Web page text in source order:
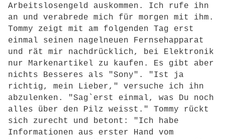
Arbeitslosengeld auskommen. Ich rufe ihn
an und verabrede mich für morgen mit ihm.
Tommy zeigt mit am folgenden Tag erst
einmal seinen nagelneuen Fernsehapparat
und rät mir nachdrücklich, bei Elektronik
nur Markenartikel zu kaufen. Es gibt aber
nichts Besseres als "Sony". "Ist ja
richtig, mein Lieber," versuche ich ihn
abzulenken. "Sag`erst einmal, was Du noch
alles über den Pilz weisst." Tommy rückt
sich zurecht und betont: "Ich habe
Informationen aus erster Hand vom